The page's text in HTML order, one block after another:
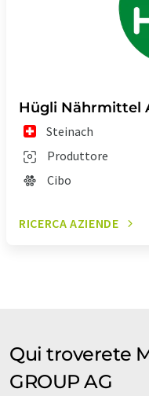
Hügli Nährmittel
Steinach
Produttore
Cibo
RICERCA AZIENDE
Qui troverete
GROUP AG